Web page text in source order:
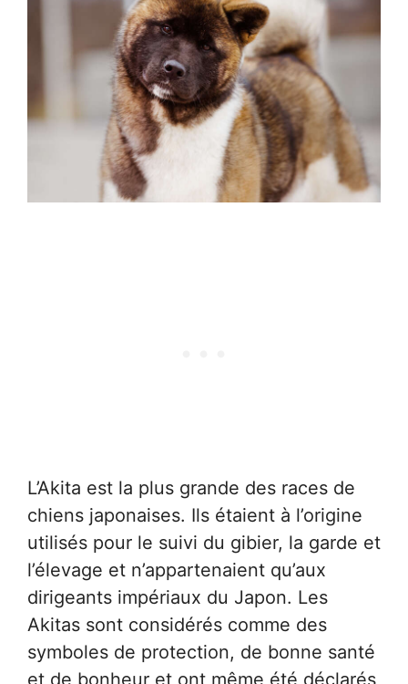
L’Akita est la plus grande des races de
chiens japonaises. Ils étaient à l’origine
utilisés pour le suivi du gibier, la garde et
l’élevage et n’appartenaient qu’aux
dirigeants impériaux du Japon. Les
Akitas sont considérés comme des
symboles de protection, de bonne santé
et de bonheur et ont même été déclarés